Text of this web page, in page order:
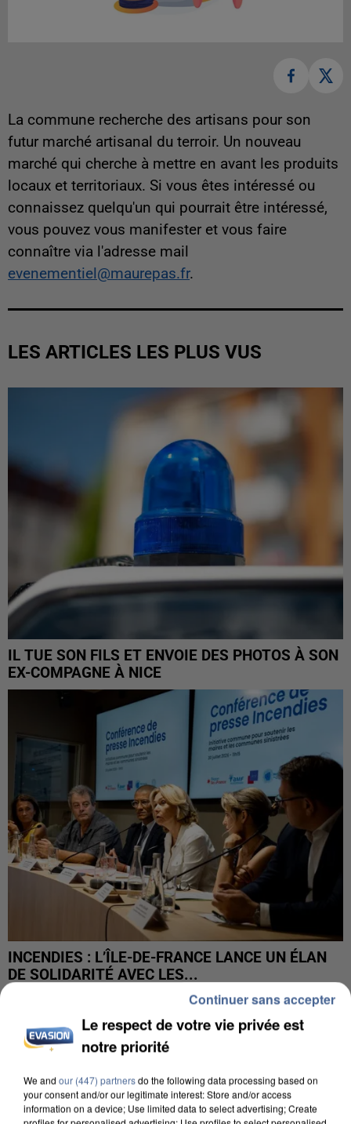
La commune recherche des artisans pour son
futur marché artisanal du terroir. Un nouveau
marché qui cherche à mettre en avant les produits
locaux et territoriaux. Si vous êtes intéressé ou
connaissez quelqu'un qui pourrait être intéressé,
vous pouvez vous manifester et vous faire
connaître via l'adresse mail
evenementiel@maurepas.fr.
LES ARTICLES LES PLUS VUS
IL TUE SON FILS ET ENVOIE DES PHOTOS À SON
EX-COMPAGNE À NICE
INCENDIES : L’ÎLE-DE-FRANCE LANCE UN ÉLAN
DE SOLIDARITÉ AVEC LES...
Le respect de votre vie privée est
notre priorité
We and our (447) partnersdo the following data processing based on
your consent and/or our legitimate interest: Store and/or access
information on a device; Use limited data to select advertising; Create
Continuer sans accepter